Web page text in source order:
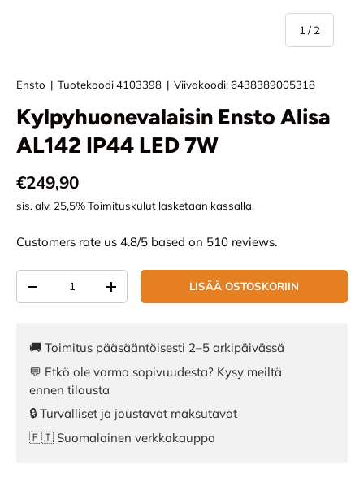
1 / /2
Ensto | Tuotekoodi4103398 | Viivakoodi:6438389005318
Kylpyhuonevalaisin Ensto Alisa
AL142 IP44 LED 7W
Normaali hinta
€249,90
sis. alv. 25,5%Toimituskulut lasketaan kassalla.
Customers rate us 4.8/5 based on 510 reviews.
VÄHENNÄ MÄÄRÄÄLISÄÄ MÄÄRÄÄLISÄÄ OSTOSKORIIN
🚚 Toimitus pääsääntöisesti 2–5 arkipäivässä
💬 Etkö ole varma sopivuudesta? Kysy meiltä
ennen tilausta
🔒 Turvalliset ja joustavat maksutavat
🇫🇮 Suomalainen verkkokauppa